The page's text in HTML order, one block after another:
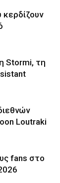
Stormi, τη
Loutraki
fans στο